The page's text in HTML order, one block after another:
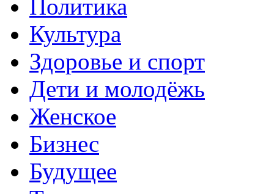
Политика
Культура
Здоровье и спорт
Дети и молодёжь
Женское
Бизнес
Будущее